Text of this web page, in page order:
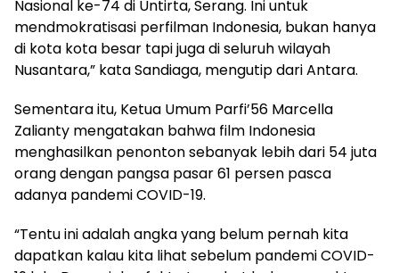
Nasional ke-74 di Untirta, Serang. Ini untuk
mendmokratisasi perfilman Indonesia, bukan hanya
di kota kota besar tapi juga di seluruh wilayah
Nusantara,” kata Sandiaga, mengutip dari Antara.
Sementara itu, Ketua Umum Parfi’56 Marcella
Zalianty mengatakan bahwa film Indonesia
menghasilkan penonton sebanyak lebih dari 54 juta
orang dengan pangsa pasar 61 persen pasca
adanya pandemi COVID-19.
“Tentu ini adalah angka yang belum pernah kita
dapatkan kalau kita lihat sebelum pandemi COVID-